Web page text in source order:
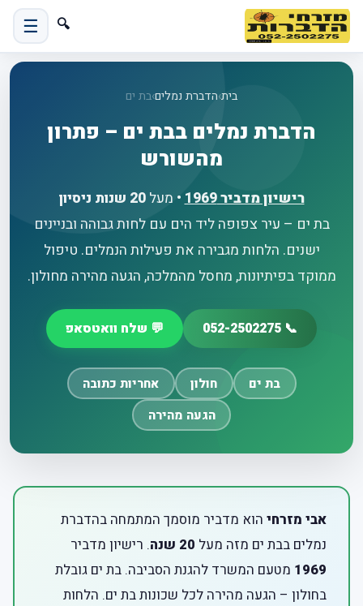
🔍
☰
בית›הדברת נמלים›בת ים
הדברת נמלים בבת ים – פתרון
מהשורש
רישיון מדביר1969• מעל20 שנות ניסיון
בת ים – עיר צפופה ליד הים עם לחות גבוהה ובניינים
ישנים. הלחות מגבירה את פעילות הנמלים. טיפול
ממוקד בפיתיונות, מחסל מהמלכה, הגעה מהירה מחולון.
📞 052-2502275 💬 שלח וואטסאפ
בת ים חולון
אחריות כתובה
הגעה מהירה
אבי מזרחי הוא מדביר מוסמך המתמחה בהדברת
נמלים בבת ים מזה מעל 20 שנה
. רישיון מדביר
1969 מטעם המשרד להגנת הסביבה. בת ים גובלת
בחולון – הגעה מהירה לכל שכונות בת ים. הלחות